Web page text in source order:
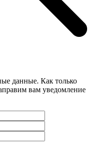
данные. Как только
вам уведомление